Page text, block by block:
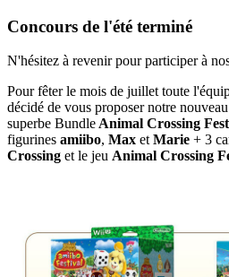
Concours de l'été terminé
N'hésitez à revenir pour participer à
Pour fêter le mois de juillet toute
décidé de vous proposer notre
superbe BundleAnimal Crossing
figurines amiibo, Max etMarie + 3
Crossing et le jeu Animal Crossing